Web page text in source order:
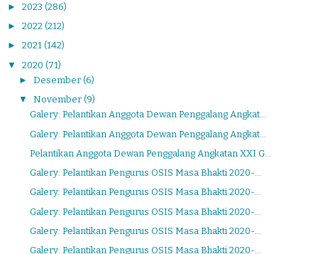
► 2023 (286)
► 2022 (212)
► 2021 (142)
▼ 2020 (71)
► Desember (6)
▼ November (9)
Galery: Pelantikan Anggota Dewan Penggalang Angkat...
Galery: Pelantikan Anggota Dewan Penggalang Angkat...
Pelantikan Anggota Dewan Penggalang Angkatan XXI G...
Galery: Pelantikan Pengurus OSIS Masa Bhakti 2020-...
Galery: Pelantikan Pengurus OSIS Masa Bhakti 2020-...
Galery: Pelantikan Pengurus OSIS Masa Bhakti 2020-...
Galery: Pelantikan Pengurus OSIS Masa Bhakti 2020-...
Galery: Pelantikan Pengurus OSIS Masa Bhakti 2020-...